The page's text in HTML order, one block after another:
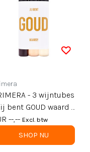
- 3 wijntubes
bent GOUD waard -
6--,-- Excl. btw
SHOP NU